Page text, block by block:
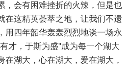
，会有困难挫折的火辣，但是也
在这精英荟萃之地，让我们不遗
用四年韶华轰轰烈烈地谈一场永
才，于斯为盛"成为每一个湖大
在湖大，心在湖大，爱在湖大，